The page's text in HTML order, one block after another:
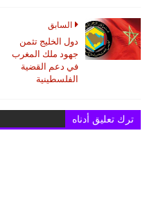
السابق
دول الخليج تثمن
جهود ملك المغرب
في دعم القضية
الفلسطينية
ترك تعليق أدناه